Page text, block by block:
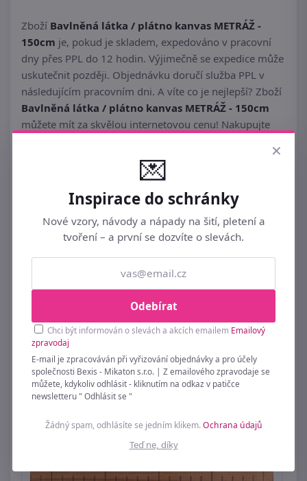
Zboží Bavlněná látka / plátno kanvas METRÁŽ -
150cm je, pokud je skladem, expedováno v pracovní
dny přes PPL do 12 hodin. Výjimečně se expedice může
uskutečnit později. Objednávku doručí služba PPL v
následujícím pracovním dni. A víte co je nejlepší? Zboží
Bavlněná látka / plátno kanvas METRÁŽ - 150cm
můžete mít za skvělou internetovou cenu! Nakupujte
LÁTKY BAVLNĚNÉ
×
💌
Inspirace do schránky
Nové vzory, návody a nápady na šití, pletení a
tvoření – a první se dozvíte o slevách.
Odebírat
Chci být informován o slevách a akcích emailem Emailový
zpravodaj
E-mail je zpracováván při vyřizování objednávky a pro účely
společnosti Bexis - Mikaton s.r.o. | Z emailového zpravodaje se
můžete, kdykoliv odhlásit - kliknutím na odkaz v patičce
newsletteru " Odhlásit se "
Žádný spam, odhlásíte se jedním klikem.Ochrana údajů
Teď ne, díky